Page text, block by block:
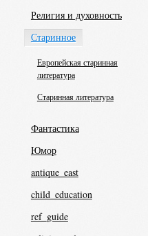
Религия и духовность
Старинное
Европейская старинная
литература
Старинная литература
Фантастика
Юмор
antique_east
child_education
ref_guide